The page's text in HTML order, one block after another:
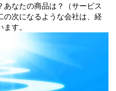
なたの商品は？（サービス
の次になるような会社は、経
す。